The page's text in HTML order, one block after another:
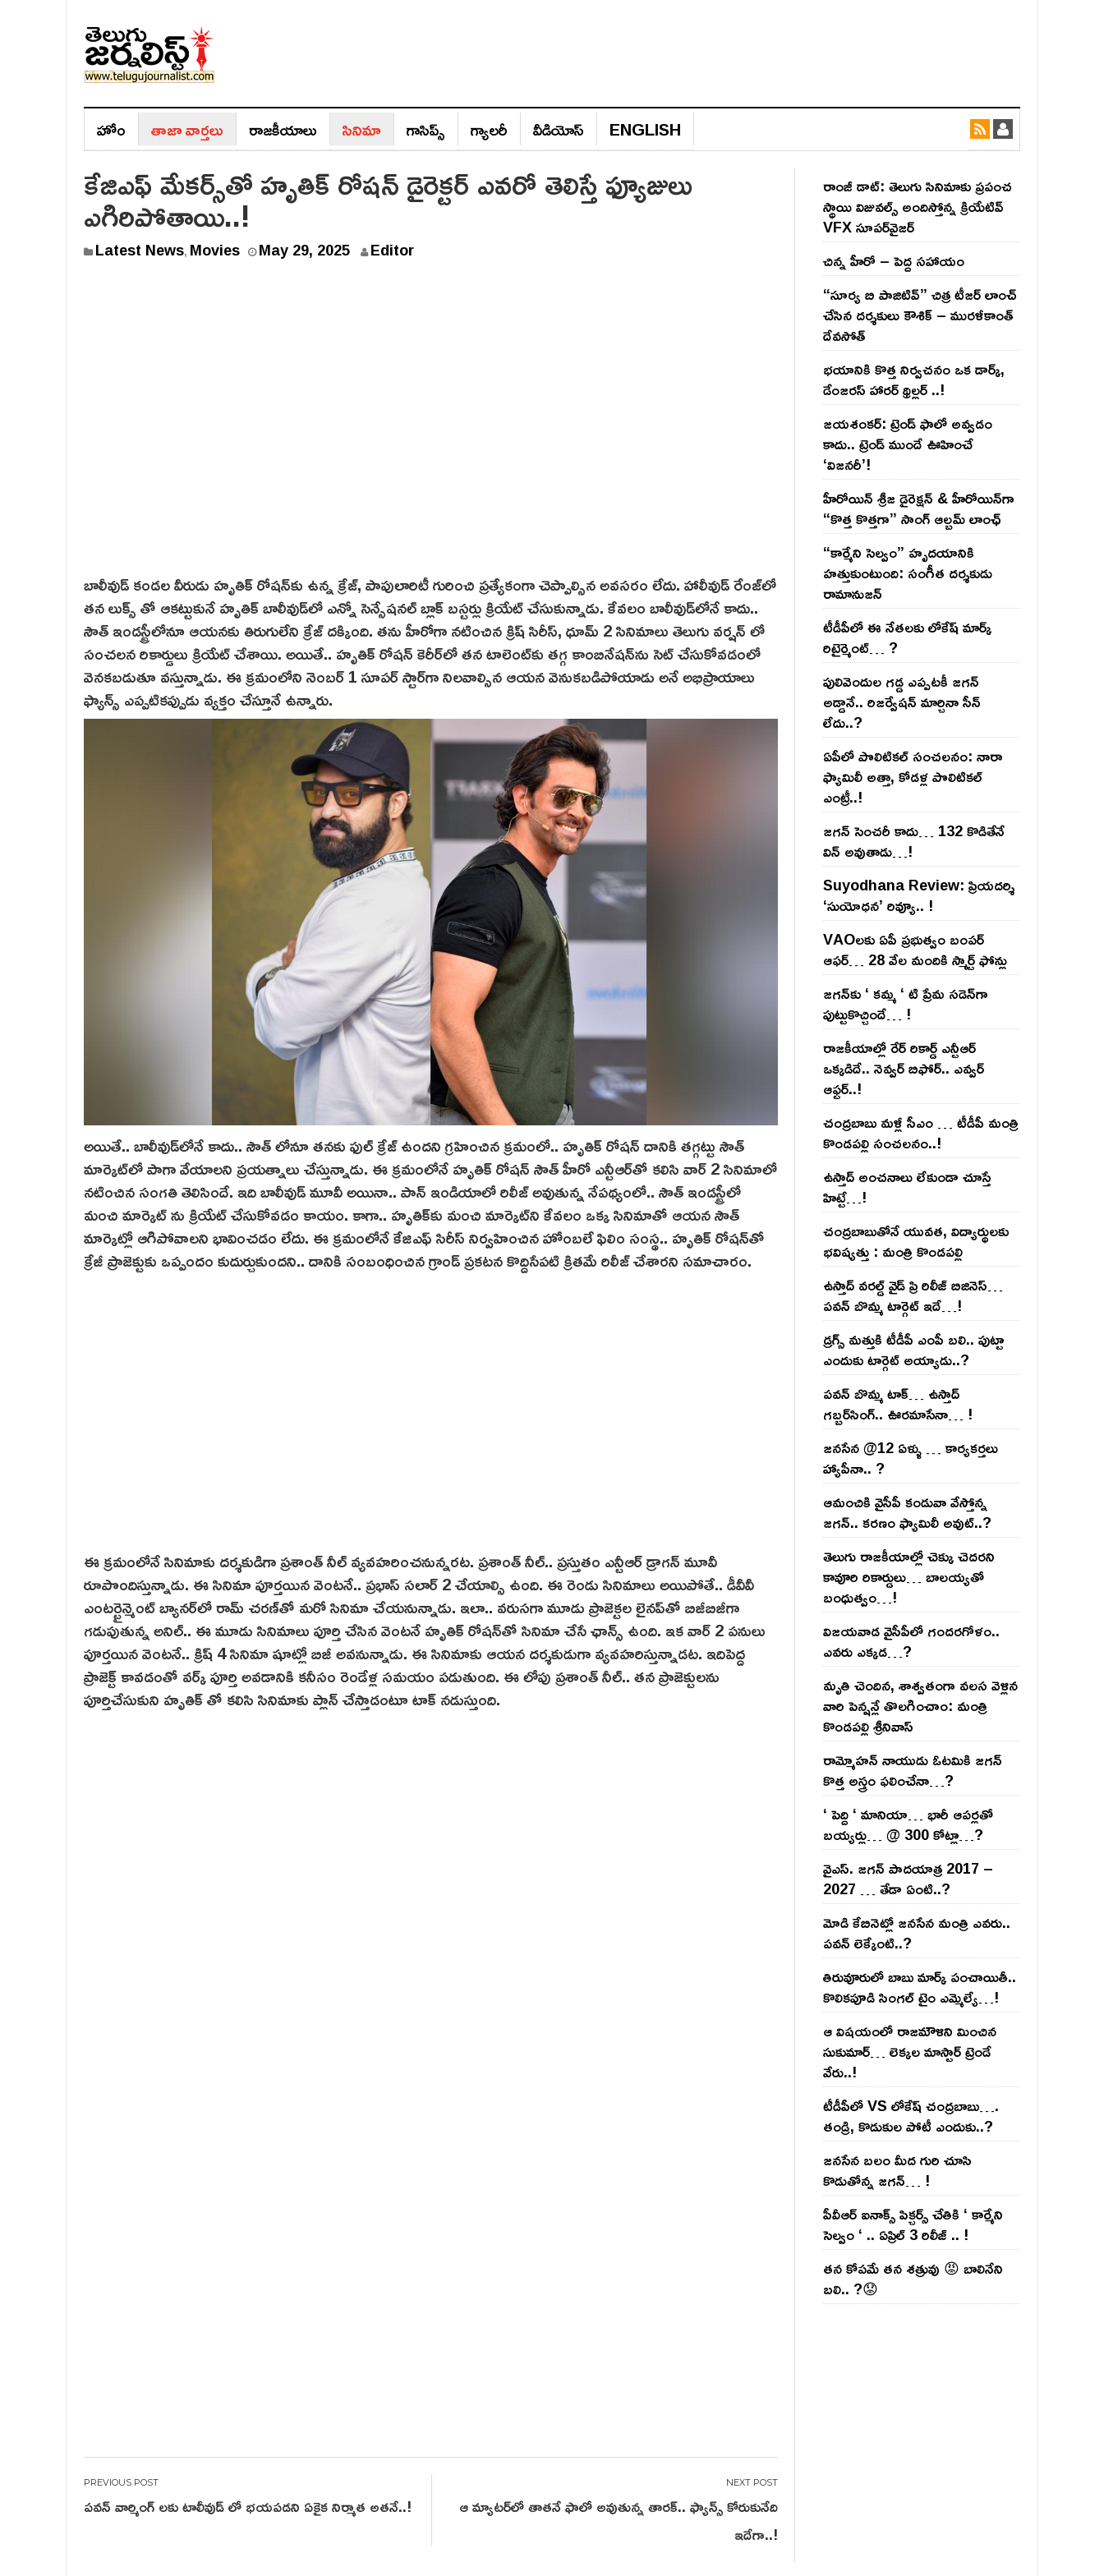
హోం తాజా వార్తలు రాజ‌కీయాలు సినిమా గాసిప్స్‌ గ్యాల‌రీ వీడియోస్‌ ENGLISH
కేజిఎఫ్ మేకర్స్‌తో హృతిక్ రోషన్ డైరెక్టర్ ఎవరో తెలిస్తే ఫ్యూజులు
ఎగిరిపోతాయి..!
Latest News, Movies May 29, 2025 Editor
బాలీవుడ్ కండల వీరుడు హృతిక్ రోషన్‌కు ఉన్న క్రేజ్, పాపులారిటీ గురించి ప్రత్యేకంగా చెప్పాల్సిన అవసరం లేదు. హాలీవుడ్ రేంజ్‌లో
తన లుక్స్ తో ఆకట్టుకునే హృతిక్ బాలీవుడ్‌లో ఎన్నో సెన్సేషనల్ బ్లాక్ బస్టర్లు క్రియేట్ చేసుకున్నాడు. కేవలం బాలీవుడ్‌లోనే కాదు..
సౌత్ ఇండస్ట్రీలోనూ ఆయనకు తిరుగులేని క్రేజ్ దక్కింది. తను హీరోగా నటించిన క్రిష్‌ సిరీస్, ధూమ్ 2 సినిమాలు తెలుగు వర్షన్ లో
సంచలన రికార్డులు క్రియేట్ చేశాయి. అయితే.. హృతిక్ రోషన్ కెరీర్‌లో తన టాలెంట్‌కు తగ్గ కాంబినేషన్‌ను సెట్ చేసుకోవడంలో
వెన‌క‌బ‌డుతూ వస్తున్నాడు. ఈ క్రమంలోని నెంబర్ 1 సూపర్ స్టార్‌గా నిలవాల్సిన ఆయన వెనుకబడిపోయాడు అనే అభిప్రాయాలు
ఫ్యాన్స్ ఎప్పటికప్పుడు వ్యక్తం చేస్తూనే ఉన్నారు.
అయితే.. బాలీవుడ్‌లోనే కాదు.. సౌత్ లోనూ తనకు ఫుల్ క్రేజ్ ఉందని గ్రహించిన క్రమంలో.. హృతిక్ రోషన్ దానికి తగ్గట్టు సౌత్
మార్కెట్‌లో పాగా వేయాలని ప్రయత్నాలు చేస్తున్నాడు. ఈ క్రమంలోనే హృతిక్ రోషన్ సౌత్ హీరో ఎన్టీఆర్‌తో కలిసి వార్ 2 సినిమాలో
నటించిన సంగతి తెలిసిందే. ఇది బాలీవుడ్ మూవీ అయినా.. పాన్‌ ఇండియాలో రిలీజ్ అవుతున్న నేపథ్యంలో.. సౌత్ ఇండస్ట్రీలో
మంచి మార్కెట్ ను క్రియేట్ చేసుకోవడం కాయం. కాగా.. హృతిక్‌కు మంచి మార్కెట్‌ని కేవలం ఒక్క సినిమాతో ఆయన సౌత్
మార్కెట్లో ఆగిపోవాలని భావించడం లేదు. ఈ క్రమంలోనే కేజిఎఫ్ సిరీస్ నిర్వహించిన హోంబలే ఫిలిం సంస్థ.. హృతిక్ రోషన్‌తో
క్రేజీ ప్రాజెక్టుకు ఒప్పందం కుదుర్చుకుందని.. దానికి సంబంధించిన గ్రాండ్ ప్రకటన కొద్దిసేపటి క్రితమే రిలీజ్ చేశారని సమాచారం.
ఈ క్రమంలోనే సినిమాకు దర్శకుడిగా ప్రశాంత్ నీల్ వ్యవహరించనున్నరట. ప్రశాంత్ నీల్.. ప్రస్తుతం ఎన్టీఆర్ డ్రాగన్ మూవీ
రూపొందిస్తున్నాడు. ఈ సినిమా పూర్త‌యిన వెంటనే.. ప్రభాస్ స‌లార్ 2 చేయాల్సి ఉంది. ఈ రెండు సినిమాలు అయిపోతే.. డీవీవీ
ఎంటర్టైన్మెంట్ బ్యానర్‌లో రామ్ చరణ్‌తో మరో సినిమా చేయనున్నాడు. ఇలా.. వరుసగా మూడు ప్రాజెక్టల లైన‌ప్‌తో బిజీబిజీగా
గ‌డుపుతున్న అనిల్.. ఈ మూడు సినిమాలు పూర్తి చేసిన వెంటనే హృతిక్ రోషన్‌తో సినిమా చేసే ఛాన్స్ ఉంది. ఇక వార్ 2 పనులు
పూర్తయిన వెంటనే.. క్రిష్ 4 సినిమా షూట్లో బిజీ అవనున్నాడు. ఈ సినిమాకు ఆయన దర్శకుడుగా వ్యవహరిస్తున్నాడట. ఇదిపెద్ద
ప్రాజెక్ట్ కావ‌డంతో వర్క్ పూర్తి అవడానికి కనీసం రెండేళ్ల సమయం పడుతుంది. ఈ లోపు ప్రశాంత్ నీల్‌.. తన ప్రాజెక్టులను
పూర్తిచేసుకుని హృతిక్ తో కలిసి సినిమాకు ప్లాన్ చేస్తాడంటూ టాక్‌ నడుస్తుంది.
Post
navigation
పవన్ వార్మింగ్ లకు టాలీవుడ్ లో భయపడని ఏకైక నిర్మాత అతనే..!
ఆ మ్యాటర్‌లో తాతనే ఫాలో అవుతున్న తారక్.. ఫ్యాన్స్ కోరుకునేది
ఇదేగా..!
రాంజీ డాట్: తెలుగు సినిమాకు ప్రపంచ
స్థాయి విజువల్స్ అందిస్తోన్న క్రియేటివ్
VFX సూపర్‌వైజర్
చిన్న హీరో – పెద్ద సహాయం
“సూర్య బి పాజిటివ్” చిత్ర టీజర్ లాంచ్
చేసిన‌ దర్శకులు కౌశిక్ – మురళీకాంత్
దేవసోత్
భయానికి కొత్త నిర్వచనం ఒక డార్క్,
డేంజరస్ హారర్ థ్రిల్లర్ ..!
జయశంకర్: ట్రెండ్‌ ఫాలో అవ్వడం
కాదు.. ట్రెండ్‌ ముందే ఊహించే
‘విజనరీ’!
హీరోయిన్ శ్రీజ డైరెక్ష‌న్ & హీరోయిన్‌గా
“కొత్త కొత్తగా” సాంగ్ ఆల్బమ్ లాంఛ్
“కార్మేని సెల్వం” హృదయానికి
హత్తుకుంటుంది: సంగీత దర్శకుడు
రామానుజన్
టీడీపీలో ఈ నేత‌ల‌కు లోకేష్ మార్క్
రిటైర్మెంట్‌… ?
పులివెందుల గ‌డ్డ ఎప్ప‌ట‌కీ జ‌గ‌న్
అడ్డానే.. రిజ‌ర్వేష‌న్ మార్చినా సీన్
లేదు..?
ఏపీలో పొలిటిక‌ల్ సంచ‌ల‌నం: నారా
ఫ్యామిలీ అత్తా, కోడ‌ళ్ల పొలిటికల్
ఎంట్రీ..!
జ‌గ‌న్ సెంచ‌రీ కాదు… 132 కొడితేనే
విన్ అవుతాడు…!
Suyodhana Review: ప్రియదర్శి
‘సుయోధన’ రివ్యూ.. !
VAOల‌కు ఏపీ ప్ర‌భుత్వం బంప‌ర్
ఆఫ‌ర్‌… 28 వేల మందికి స్మార్ట్ ఫోన్లు
జ‌గ‌న్‌కు ‘ క‌మ్మ ‘ టి ప్రేమ స‌డెన్‌గా
పుట్టుకొచ్చిందే… !
రాజ‌కీయాల్లో రేర్ రికార్డ్ ఎన్టీఆర్
ఒక్క‌డిదే.. నెవ్వ‌ర్ బిఫోర్‌.. ఎవ్వ‌ర్
ఆఫ్ట‌ర్‌..!
చంద్ర‌బాబు మ‌ళ్లీ సీఎం … టీడీపీ మంత్రి
కొండ‌ప‌ల్లి సంచ‌ల‌నం..!
ఉస్తాద్ అంచ‌నాలు లేకుండా చూస్తే
హిట్టే…!
చంద్ర‌బాబుతోనే యువ‌త‌, విద్యార్థుల‌కు
భ‌విష్య‌త్తు : మంత్రి కొండ‌ప‌ల్లి
ఉస్తాద్ వ‌ర‌ల్డ్ వైడ్ ప్రి రిలీజ్ బిజినెస్‌…
ప‌వ‌న్ బొమ్మ టార్గెట్ ఇదే…!
డ్రగ్స్ మత్తుకి టీడీపీ ఎంపీ బలి.. పుట్టా
ఎందుకు టార్గెట్ అయ్యాడు..?
ప‌వ‌న్ బొమ్మ టాక్‌… ఉస్తాద్
గ‌బ్బ‌ర్‌సింగ్‌.. ఊర‌మాసేనా… !
జనసేన @12 ఏళ్ళు … కార్యకర్తలు
హ్యాపీనా.. ?
ఆమంచికి వైసీపీ కండువా వేస్తోన్న
జ‌గ‌న్‌.. క‌ర‌ణం ఫ్యామిలీ అవుట్‌..?
తెలుగు రాజ‌కీయాల్లో చెక్కు చెద‌ర‌ని
కావూరి రికార్డులు… బాల‌య్యతో
బంధుత్వం…!
విజ‌య‌వాడ వైసీపీలో గంద‌ర‌గోళం..
ఎవ‌రు ఎక్క‌డ‌…?
మృతి చెందిన, శాశ్వతంగా వలస వెళ్లిన
వారి పెన్ష‌న్లే తొల‌గించాం: మంత్రి
కొండపల్లి శ్రీనివాస్
రామ్మోహ‌న్ నాయుడు ఓట‌మికి జ‌గ‌న్
కొత్త అస్త్రం ఫ‌లించేనా…?
‘ పెద్ది ‘ మానియా… భారీ ఆప‌ర్ల‌తో
బ‌య్య‌ర్లు… @ 300 కోట్లా…?
వైఎస్‌. జ‌గ‌న్ పాద‌యాత్ర 2017 –
2027 … తేడా ఏంటి..?
మోడి కేబినెట్లో జ‌నసేన మంత్రి ఎవ‌రు..
ప‌వ‌న్ లెక్కేంటి..?
తిరువూరులో బాబు మార్క్ పంచాయితీ..
కొలిక‌పూడి సింగ‌ల్ టైం ఎమ్మెల్యే…!
ఆ విష‌యంలో రాజ‌మౌళిని మించిన
సుకుమార్‌… లెక్క‌ల మాస్టార్ ట్రెండే
వేరు..!
టీడీపీలో VS లోకేష్ చంద్ర‌బాబు….
తండ్రి, కొడుకుల పోటీ ఎందుకు..?
జ‌న‌సేన బ‌లం మీద గురి చూసి
కొడుతోన్న జ‌గ‌న్‌… !
పీవీఆర్ ఐనాక్స్ పిక్చర్స్ చేతికి ‘ కార్మేని
సెల్వం ‘ .. ఏప్రిల్ 3 రిలీజ్ .. !
తన కోపమే తన శత్రువు 😡 బాలినేని
బలి.. ?😟